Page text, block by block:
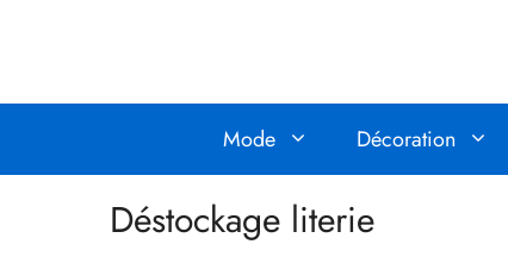
Mode
Décoration
Déstockage literie